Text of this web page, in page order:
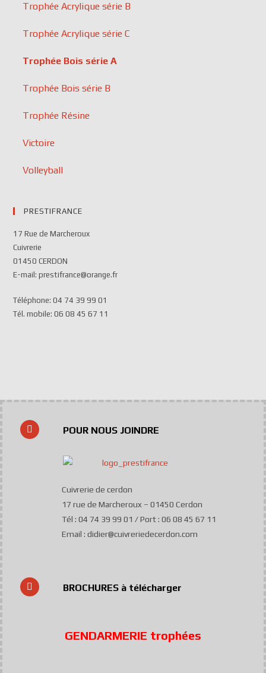
Trophée Acrylique série B
Trophée Acrylique série C
Trophée Bois série A
Trophée Bois série B
Trophée Résine
Victoire
Volleyball
PRESTIFRANCE
17 Rue de Marcheroux
Cuivrerie
01450 CERDON
E-mail: prestifrance@orange.fr
Téléphone: 04 74 39 99 01
Tél. mobile: 06 08 45 67 11
POUR NOUS JOINDRE
Cuivrerie de cerdon
17 rue de Marcheroux – 01450 Cerdon
Tél : 04 74 39 99 01 / Port : 06 08 45 67 11
Email : didier@cuivreriedecerdon.com
BROCHURES à télécharger
GENDARMERIE trophées